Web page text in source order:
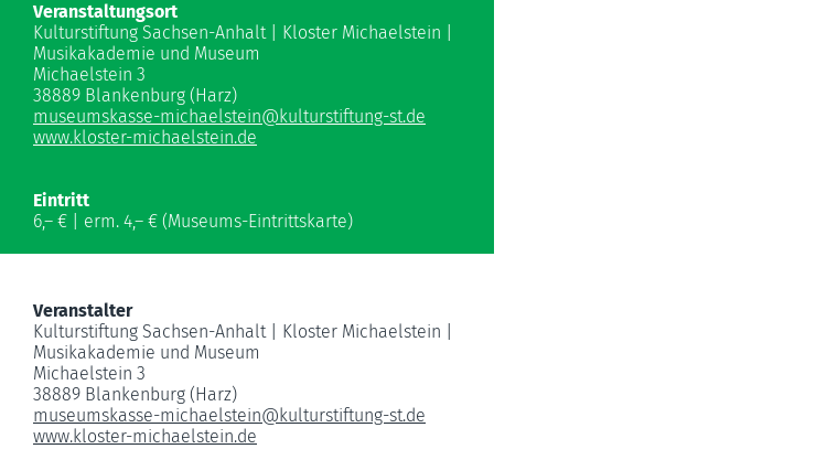
Veranstaltungsort
Kulturstiftung Sachsen-Anhalt | Kloster Michaelstein |
Musikakademie und Museum
Michaelstein 3
38889 Blankenburg (Harz)
museumskasse-michaelstein@ kulturstiftung-st.de
www.kloster-michaelstein.de
Eintritt
6,– € | erm. 4,– € (Museums-Eintrittskarte)
Veranstalter
Kulturstiftung Sachsen-Anhalt | Kloster Michaelstein |
Musikakademie und Museum
Michaelstein 3
38889 Blankenburg (Harz)
museumskasse-michaelstein@ kulturstiftung-st.de
www.kloster-michaelstein.de